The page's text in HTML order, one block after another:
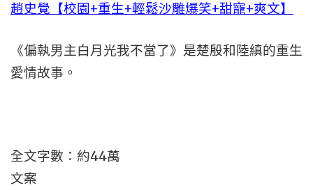
趙史覺【校園+重生+輕鬆沙雕爆笑+甜寵+爽文】
《偏執男主白月光我不當了》是楚殷和陸縝的重生
愛情故事。
全文字數：約44萬
文案